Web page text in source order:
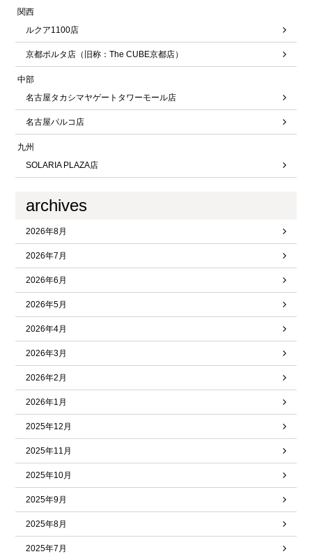
関西
ルクア1100店
京都ポルタ店（旧称：The CUBE京都店）
中部
名古屋タカシマヤゲートタワーモール店
名古屋パルコ店
九州
SOLARIA PLAZA店
archives
2026年8月
2026年7月
2026年6月
2026年5月
2026年4月
2026年3月
2026年2月
2026年1月
2025年12月
2025年11月
2025年10月
2025年9月
2025年8月
2025年7月